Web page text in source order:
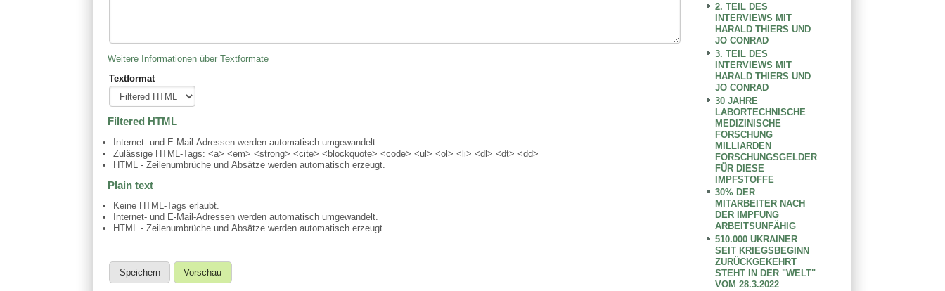
Weitere Informationen über Textformate
Textformat
Filtered HTML
Internet- und E-Mail-Adressen werden automatisch umgewandelt.
Zulässige HTML-Tags: <a> <em> <strong> <cite> <blockquote> <code> <ul> <ol> <li> <dl> <dt> <dd>
HTML - Zeilenumbrüche und Absätze werden automatisch erzeugt.
Plain text
Keine HTML-Tags erlaubt.
Internet- und E-Mail-Adressen werden automatisch umgewandelt.
HTML - Zeilenumbrüche und Absätze werden automatisch erzeugt.
2. TEIL DES
INTERVIEWS MIT
HARALD THIERS UND
JO CONRAD
3. TEIL DES
INTERVIEWS MIT
HARALD THIERS UND
JO CONRAD
30 JAHRE
LABORTECHNISCHE
MEDIZINISCHE
FORSCHUNG
MILLIARDEN
FORSCHUNGSGELDER
FÜR DIESE
IMPFSTOFFE
30% DER
MITARBEITER NACH
DER IMPFUNG
ARBEITSUNFÄHIG
510.000 UKRAINER
SEIT KRIEGSBEGINN
ZURÜCKGEKEHRT
STEHT IN DER "WELT"
VOM 28.3.2022